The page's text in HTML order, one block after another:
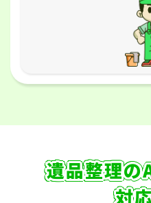
遺品整理
対